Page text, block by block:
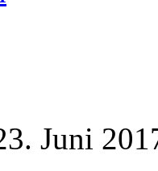
Juni